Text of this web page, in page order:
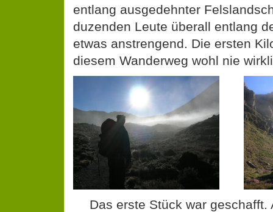
entlang ausgedehnter
duzenden Leute überall entlang
etwas anstrengend. Die ersten
diesem Wanderweg wohl nie
Das erste Stück war geschafft.